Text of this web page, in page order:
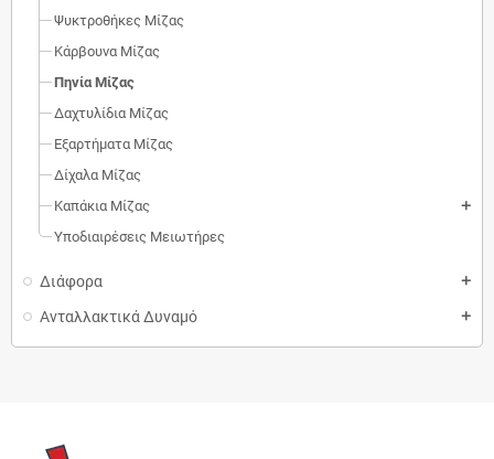
Ψυκτροθήκες Μίζας
Κάρβουνα Μίζας
Πηνία Μίζας
Δαχτυλίδια Μίζας
Εξαρτήματα Μίζας
Δίχαλα Μίζας
Καπάκια Μίζας
add
Υποδιαιρέσεις Μειωτήρες
Διάφορα add
Ανταλλακτικά Δυναμό add